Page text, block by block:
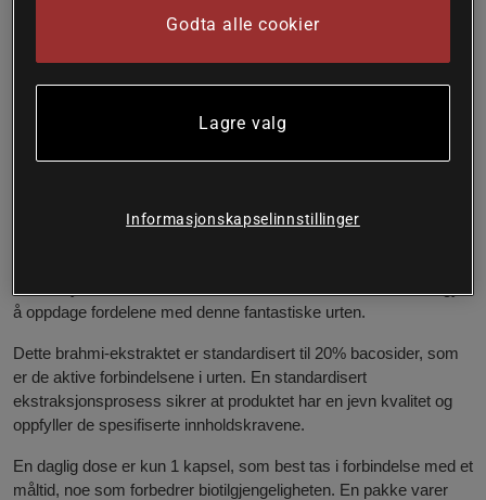
Brahmi, kalt Bacopa monnieri på latin, inneholder
Varer i hele 90 dager
å oppdage fordelene med denne fantastiske urten.
Dette brahmi-ekstraktet er standardisert til 20% bacosider, som
er de aktive forbindelsene i urten. En standardisert
ekstraksjonsprosess sikrer at produktet har en jevn kvalitet og
oppfyller de spesifiserte innholdskravene.
En daglig dose er kun 1 kapsel, som best tas i forbindelse med et
måltid, noe som forbedrer biotilgjengeligheten. En pakke varer
Godta alle cookier
Lagre valg
Informasjonskapselinnstillinger